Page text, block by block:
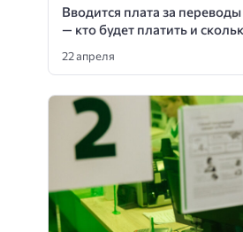
Вводится плата за
— кто будет платить и
22 апреля